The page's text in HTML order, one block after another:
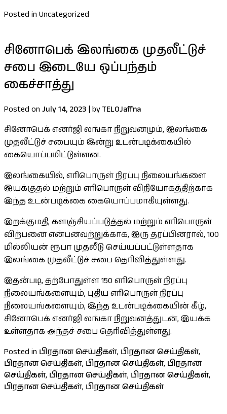
Posted in Uncategorized
சினோபெக் இலங்கை முதலீட்டுச்
சபை இடையே ஒப்பந்தம்
கைச்சாத்து
Posted on July 14, 2023 | byTELOJaffna
சினோபெக் எனர்ஜி லங்கா நிறுவனமும், இலங்கை
முதலீட்டுச் சபையும் இன்று உடன்படிக்கையில்
கையொப்பமிட்டுள்ளன.
இலங்கையில், எரிபொருள் நிரப்பு நிலையங்களை
இயக்குதல் மற்றும் எரிபொருள் விநியோகத்திற்காக
இந்த உடன்படிக்கை கையொப்பமாகியுள்ளது.
இறக்குமதி, களஞ்சியப்படுத்தல் மற்றும் எரிபொருள்
விற்பனை என்பனவற்றுக்காக, இரு தரப்பினரால், 100
மில்லியன் ரூபா முதலீடு செய்யப்பட்டுள்ளதாக
இலங்கை முதலீட்டுச் சபை தெரிவித்துள்ளது.
இதன்படி, தற்போதுள்ள 150 எரிபொருள் நிரப்பு
நிலையங்களையும், புதிய எரிபொருள் நிரப்பு
நிலையங்களையும், இந்த உடன்படிக்கையின் கீழ்,
சினோபெக் எனர்ஜி லங்கா நிறுவனத்துடன், இயக்க
உள்ளதாக அந்தச் சபை தெரிவித்துள்ளது.
Posted in பிரதான செய்திகள், பிரதான செய்திகள்,
பிரதான செய்திகள், பிரதான செய்திகள், பிரதான
செய்திகள், பிரதான செய்திகள், பிரதான செய்திகள்,
பிரதான செய்திகள், பிரதான செய்திகள்